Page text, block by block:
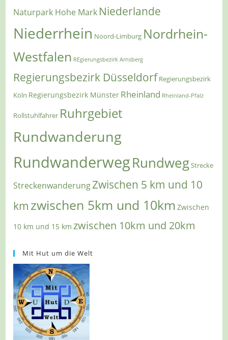
Naturpark Hohe Mark Niederlande
Niederrhein Noord-Limburg Nordrhein-
Westfalen REgierungsbezirk Arnsberg
Regierungsbezirk Düsseldorf Regierungsbezirk
Köln Regierungsbezirk Münster Rheinland Rheinland-Pfalz
Rollstuhlfahrer Ruhrgebiet
Rundwanderung
RundwanderwegRundwegStrecke
StreckenwanderungZwischen 5 km und 10
km zwischen 5km und 10km Zwischen
10 km und 15 km zwischen 10km und 20km
Mit Hut um die Welt